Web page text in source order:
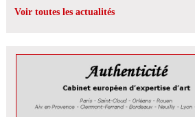
Voir toutes les actualités